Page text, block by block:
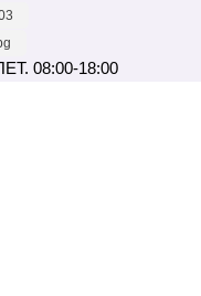
08:00-18:00